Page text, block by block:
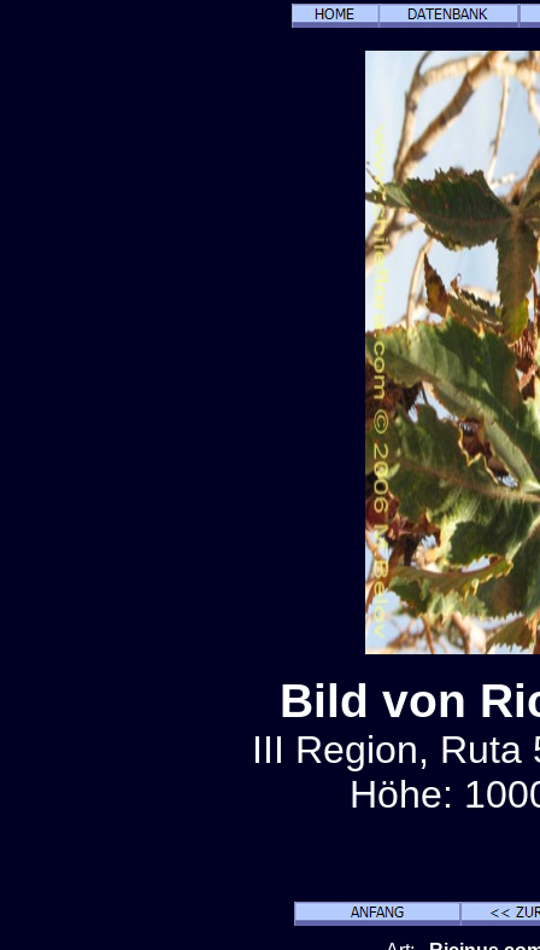
Bild von
III Region, Ruta
Höhe: